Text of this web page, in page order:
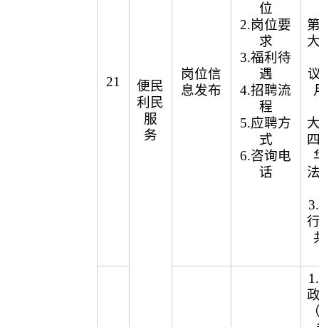
便民
利民
服
务
21
岗位信
息发布
位
2.岗位要
求
3.福利待
遇
4.招聘流
程
5.应聘方
式
6.咨询电
话